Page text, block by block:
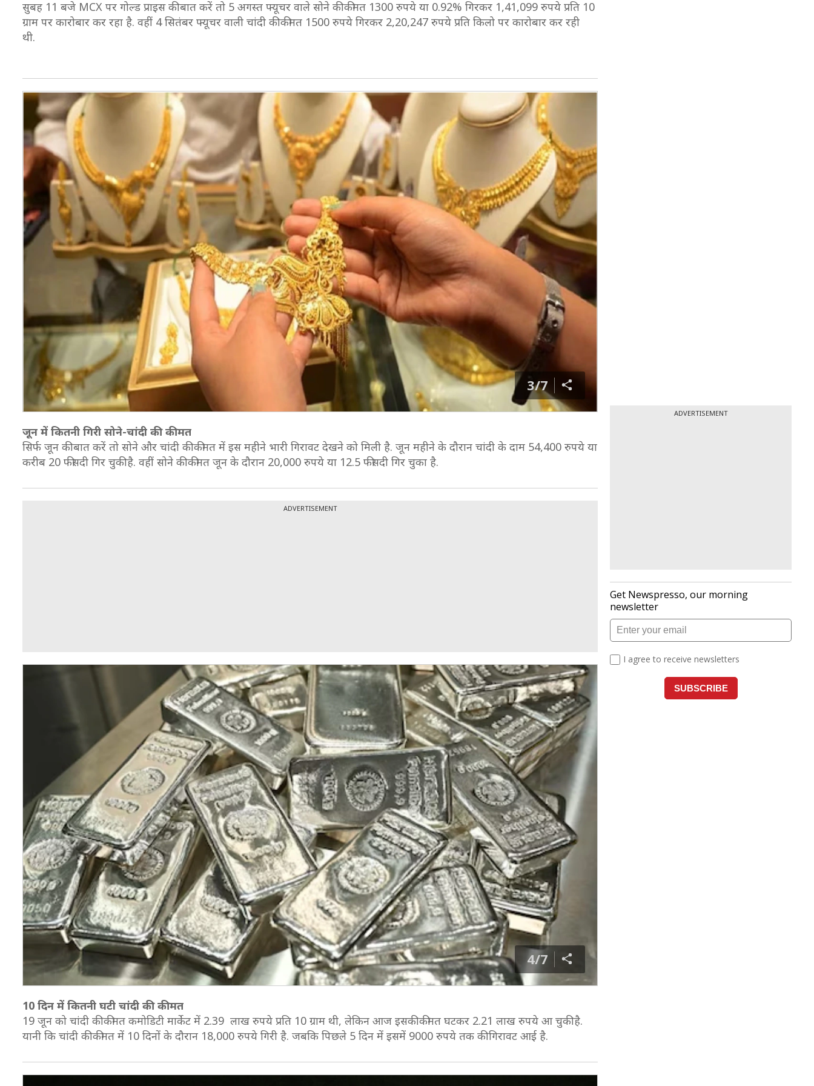
सुबह 11 बजे MCX पर गोल्‍ड प्राइस की बात करें तो 5 अगस्‍त फ्यूचर वाले सोने की कीमत 1300 रुपये या 0.92% गिरकर 1,41,099 रुपये प्रति 10
ग्राम पर कारोबार कर रहा है. वहीं 4 सितंबर फ्यूचर वाली चांदी की कीमत 1500 रुपये गिरकर 2,20,247 रुपये प्रति किलो पर कारोबार कर रही
थी.
3/7
जून में कितनी गिरी सोने-चांदी की कीमत
सिर्फ जून की बात करें तो सोने और चांदी की कीमत में इस महीने भारी गिरावट देखने को मिली है. जून महीने के दौरान चांदी के दाम 54,400 रुपये या
करीब 20 फीसदी गिर चुकी है. वहीं सोने की कीमत जून के दौरान 20,000 रुपये या 12.5 फीसदी गिर चुका है.
ADVERTISEMENT
4/7
10 दिन में कितनी घटी चांदी की कीमत
19 जून को चांदी की कीमत कमोडिटी मार्केट में 2.39 लाख रुपये प्रति 10 ग्राम थी, लेकिन आज इसकी कीमत घटकर 2.21 लाख रुपये आ चुकी है.
यानी कि चांदी की कीमत में 10 दिनों के दौरान 18,000 रुपये गिरी है. जबकि पिछले 5 दिन में इसमें 9000 रुपये तक की गिरावट आई है.
ADVERTISEMENT